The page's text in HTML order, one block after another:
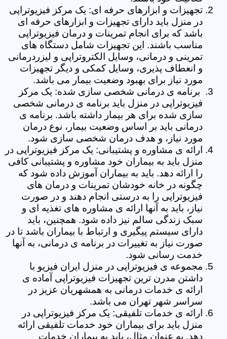
تجهیزات و ابزارهای حرفه ای: یک مرکز فیزیوتراپی
در منزل باید دارای تجهیزات و ابزارهای حرفه ای
باشد که برای انجام تمرینات و درمان فیزیوتراپی
مناسب باشند. این تجهیزات شامل دستگاه های
تمرینی و درمانی، وسایل الکتروتراپی و لیزردرمانی
و انعطاف پذیری، وسایل کمکی و دیگر تجهیزات
مورد نیاز برای بهبود وضعیت بیمار می باشد.
برنامه ی درمانی شخصی سازی شده: یک مرکز
فیزیوتراپی در منزل باید برنامه ی درمانی شخصی
سازی شده برای هر بیمار داشته باشد. برنامه ی
درمانی باید بر اساس وضعیت بیمار، نوع درمان
مورد نیاز، و هدف درمان شخصی سازی شود.
ارائه ی مشاوره و پشتیبانی: یک مرکز فیزیوتراپی در
منزل باید به بیماران خود مشاوره و پشتیبانی کافی
را ارائه دهد. باید به بیماران آموزش داده شود که
چگونه در خانه خودشان تمرینات و درمان های
فیزیوتراپی را به درستی انجام دهند و در صورت
نیاز، باید به آنها ارائه ی مشاوره های تغذیه ای و
سبک زندگی سالم نیز داده شود. همچنین، باید
دارای سیستم پیگیری و ارتباط با بیماران باشد تا در
صورت نیاز به تغییرات در برنامه ی درمانی، به آنها
خدمت رسانی شود.
مجموعه ی فیزیوتراپی در منزل ایران فیزیو با
داشتن مدرن ترین تجهیزات فیزیوتراپی آماده ی
ارائه ی خدمات درمانی به همشهریان عزیز در
سراسر شهر تهران می باشد.
ارائه ی خدمات تلفیقی: یک مرکز فیزیوتراپی در
منزل باید برای بیماران خود خدمات تلفیقی ارائه
دهد. به عنوان مثال، باید به بیماران خدمات